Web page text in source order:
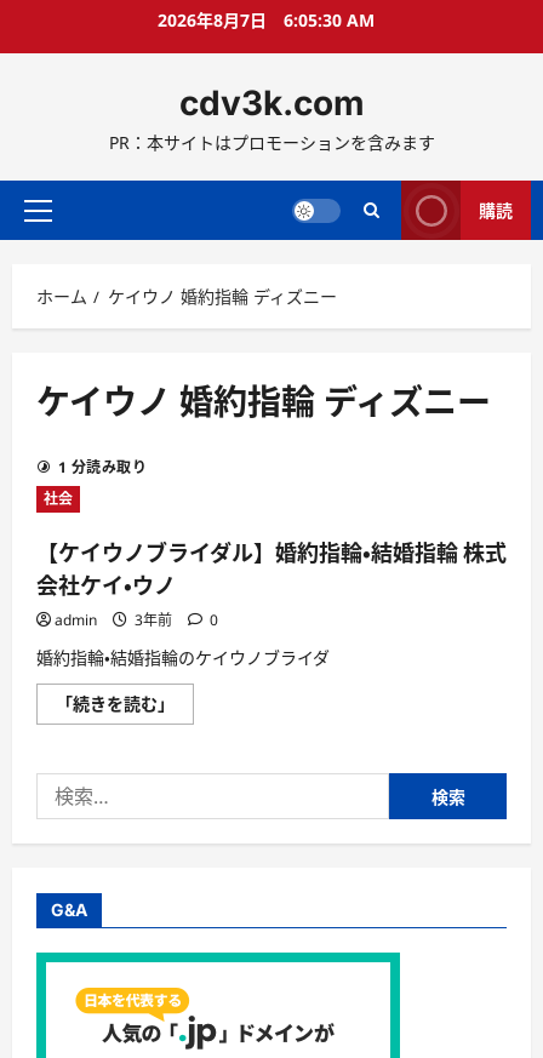
ス
ッ
2026年8月7日 6:05:30 AM
cdv3k.com
PR：本サイトはプロモーションを含みます
メ
メ
ニ
ー
購読
ホーム ケイウノ 婚約指輪 ディズニー
ケイウノ 婚約指輪 ディズニー
1 分読み取り
社会
【ケイウノブライダル】婚約指輪・結婚指輪 株式
会社ケイ・ウノ
admin 3年前 0
婚約指輪・結婚指輪のケイウノブライダ
「続きを読む」
イ
ブ
ダ
ル】
結
指
株
式
会
社
索:
G&A